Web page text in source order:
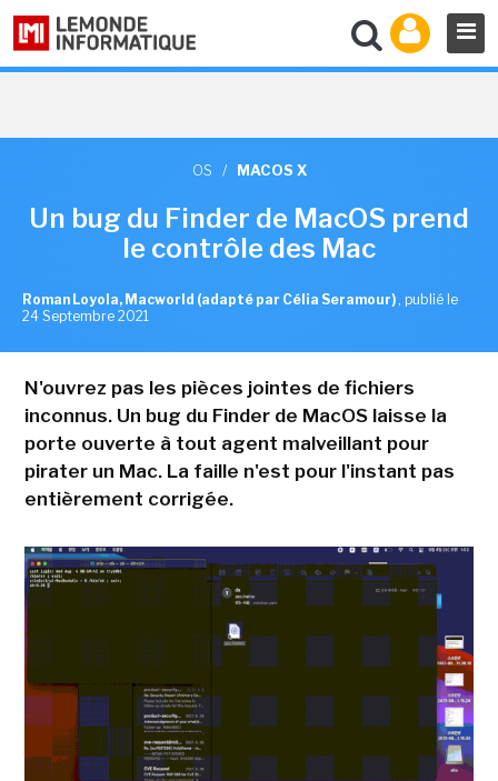
OS / MACOS X
Un bug du Finder de MacOS prend
le contrôle des Mac
Roman Loyola, Macworld (adapté par Célia Seramour) , publié le
24 Septembre 2021
N'ouvrez pas les pièces jointes de fichiers
inconnus. Un bug du Finder de MacOS laisse la
porte ouverte à tout agent malveillant pour
pirater un Mac. La faille n'est pour l'instant pas
entièrement corrigée.